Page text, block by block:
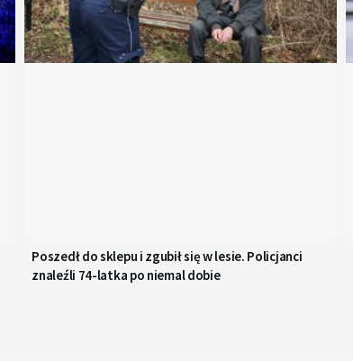
Poszedł do sklepu i zgubił się w lesie. Policjanci
znaleźli 74-latka po niemal dobie